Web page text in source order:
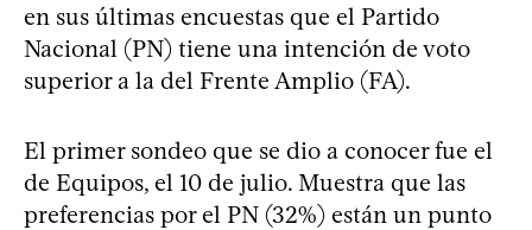
en sus últimas encuestas que el Partido
Nacional (PN) tiene una intención de voto
superior a la del Frente Amplio (FA).
El primer sondeo que se dio a conocer fue el
de Equipos, el 10 de julio. Muestra que las
preferencias por el PN (32%) están un punto